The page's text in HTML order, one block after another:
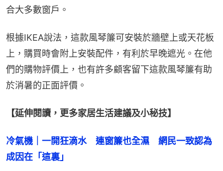
合大多數窗戶。
根據IKEA說法，這款風琴簾可安裝於牆壁上或天花板
上，購買時會附上安裝配件，有利於早晚遮光。在他
們的購物評價上，也有許多顧客留下這款風琴簾有助
於消暑的正面評價。
【延伸閱讀，更多家居生活建議及小秘技】
冷氣機｜一開狂滴水　連窗簾也全濕　網民一致認為
成因在「這裏」